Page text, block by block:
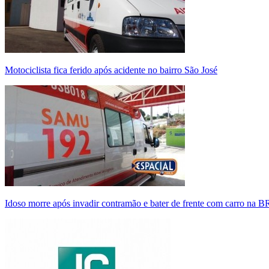
Motociclista fica ferido após acidente no bairro São José
Idoso morre após invadir contramão e bater de frente com carro na